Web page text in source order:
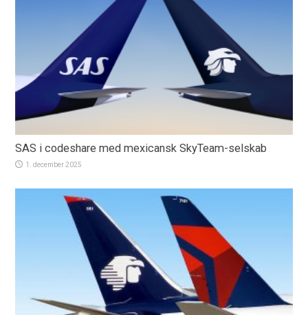
SAS i codeshare med mexicansk SkyTeam-selskab
1. december 2025